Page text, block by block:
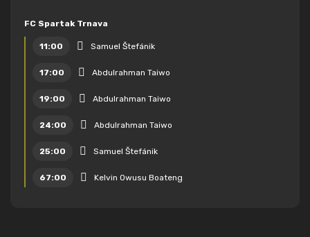
FC Spartak Trnava
11:00 Samuel Štefánik
17:00 Abdulrahman Taiwo
19:00 Abdulrahman Taiwo
24:00 Abdulrahman Taiwo
25:00 Samuel Štefánik
67:00 Kelvin Owusu Boateng